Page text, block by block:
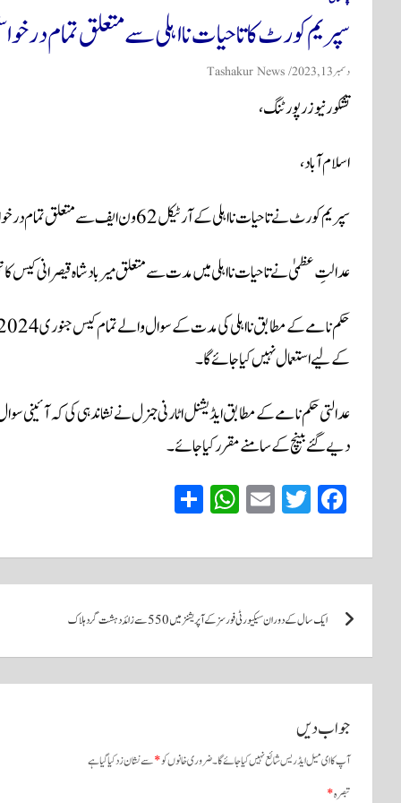
سپریم کورٹ کا تاحیات نااہلی سے متعلق تمام
دسمبر 13, 2023 Tashakur News
تشکور نیوز رپورٹنگ،
اسلام آباد،
سپریم کورٹ نے تاحیات نااہلی کے آرٹیکل 62 ون ایف سے متعلق تمام درخواستیں ایک ساتھ سننے کا فیصلہ کیا ہے۔
عدالتِ عظمیٰ نے تاحیات نااہلی میں مدت سے متعلق میر بادشاہ قیصرانی کیس کا
کے لیے استعمال نہیں کیا جائے گا۔
دیے گئے بینچ کے سامنے مقرر کیا جائے۔
Fa
ce
bo
ok
T
wi
tte
r
E
m
ail
W
ha
ts
A
pp
re
پوسٹوں
نیویگیشن
ایک سال کے دوران سیکیورٹی فورسز کے آپریشنز میں 550 سے زائد دہشت گرد ہلاک
جواب دیں
آپ کا ای میل ایڈریس شائع نہیں کیا جائے گا۔ضروری خانوں کو*سے نشان زد کیا گیا ہے
تبصرہ*